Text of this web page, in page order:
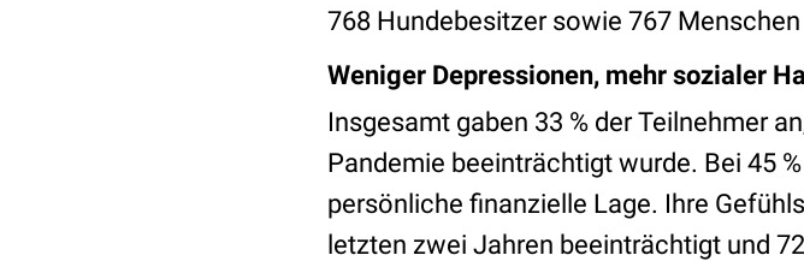
768 Hundebesitzer sowie 767
Weniger Depressionen, mehr sozialer
Insgesamt gaben 33 % der Teilnehmer
Pandemie beeinträchtigt wurde. Bei 45
persönliche finanzielle Lage. Ihre
letzten zwei Jahren beeinträchtigt und